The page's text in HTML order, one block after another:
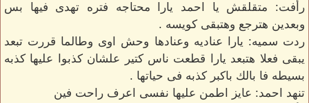
رأفت: متقلقش يا احمد يارا محتاجه فتره تهدى فيها بس
وبعدين هترجع وهتبقى كويسه .
ردت سميه: يارا عناديه وعنادها وحش اوى وطالما قررت تبعد
يبقى فعلا هتبعد يارا قطعت ناس كتير علشان كذبوا عليها كذبه
بسيطه فا بالك باكبر كذبه فى حياتها .
تنهد احمد: عايز اطمن عليها نفسى اعرف راحت فين